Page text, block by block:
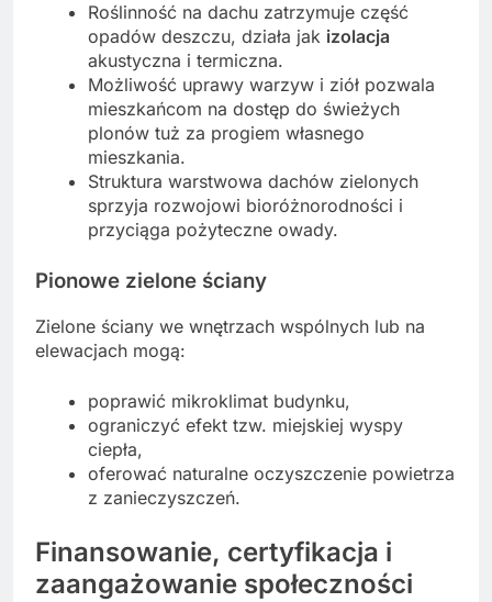
Roślinność na dachu zatrzymuje część
opadów deszczu, działa jak izolacja
akustyczna i termiczna.
Możliwość uprawy warzyw i ziół pozwala
mieszkańcom na dostęp do świeżych
plonów tuż za progiem własnego
mieszkania.
Struktura warstwowa dachów zielonych
sprzyja rozwojowi bioróżnorodności i
przyciąga pożyteczne owady.
Pionowe zielone ściany
Zielone ściany we wnętrzach wspólnych lub na
elewacjach mogą:
poprawić mikroklimat budynku,
ograniczyć efekt tzw. miejskiej wyspy
ciepła,
oferować naturalne oczyszczenie powietrza
z zanieczyszczeń.
Finansowanie, certyfikacja i
zaangażowanie społeczności